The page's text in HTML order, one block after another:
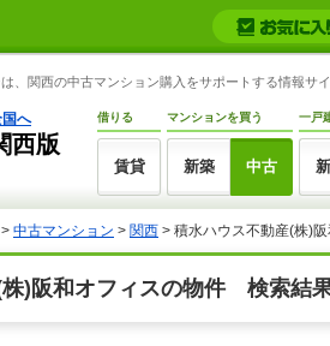
、関西の中古マンション購入をサポートする情報サ
へ
西版
借りる
賃貸
マンションを買う
新築 中古
一戸
> 中古マンション > 関西 > 積水ハウス不動産(株)
)阪和オフィスの物件 検索結